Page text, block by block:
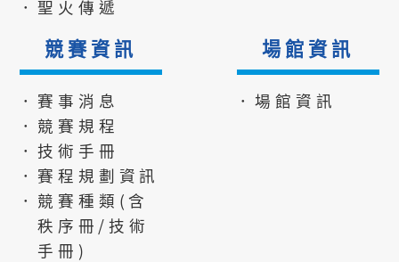
．聖火傳遞
競賽資訊
．賽事消息
．競賽規程
．技術手冊
．賽程規劃資訊
．競賽種類(含
秩序冊/技術
手冊)
場館資訊
．場館資訊